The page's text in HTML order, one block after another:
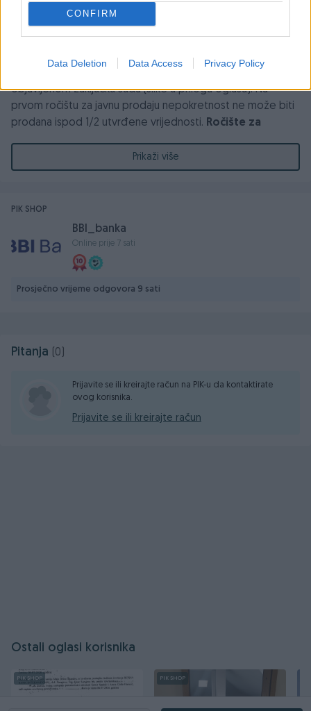
CONFIRM
Data Deletion Data Access Privacy Policy
Općinski sud u Zavidovićima objavio je prvu prodaju
nekretnina stambeno poslovne zgrade površine 118 m
kvad. i dvorište površine203 m kvad. ukupne površine 321
m kvad, procijenjene vrijendosti 398.222 KM
objavljenom zaključku suda (slike u prilogu oglasa). Na
prvom ročištu za javnu prodaju nepokretnost ne može biti
prodana ispod 1/2 utvrđene vrijednosti. Ročište za
24.06.2026.godine, u 12:00 sati, u zgradi Općinskog
suda u Zavidovićima, ul Safvet Bega bašagića 7,
Prikaži više
PIK SHOP
BBI_banka
Online prije 7 sati
Prosječno vrijeme odgovora 9 sati
Pitanja (0)
Prijavite se ili kreirajte račun na PIK-u da kontaktirate
ovog korisnika.
Prijavite se ili kreirajte račun
Ostali oglasi korisnika
PIK SHOP PIK SHOP